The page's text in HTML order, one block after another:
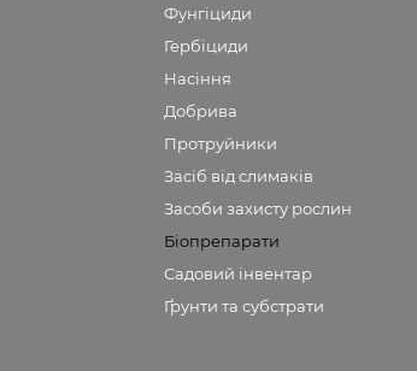
Фунгіциди
Гербіциди
Насіння
Добрива
Протруйники
Засіб від слимаків
Засоби захисту рослин
Біопрепарати
Садовий інвентар
Ґрунти та субстрати